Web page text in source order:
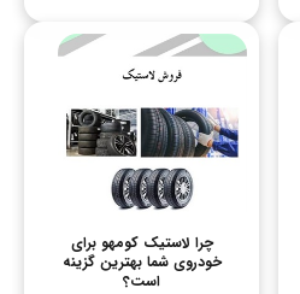
چرا لاستیک کومهو برای
خودروی شما بهترین گزینه
است؟